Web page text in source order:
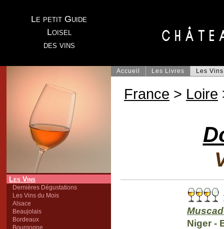
Le petit Guide
Loisel
des vins
Les Vins
Dernières Dégustations
Les Vins du Mois
Alsace
Beaujolais
Bordeaux
Bourgogne
Accueil Les Livres Les Vins
France > Loire
Niger -